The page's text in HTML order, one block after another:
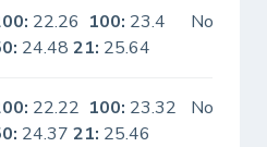
22.26 100: 23.4
24.4821: 25.64
No
22.22 100: 23.32
24.3721: 25.46
No